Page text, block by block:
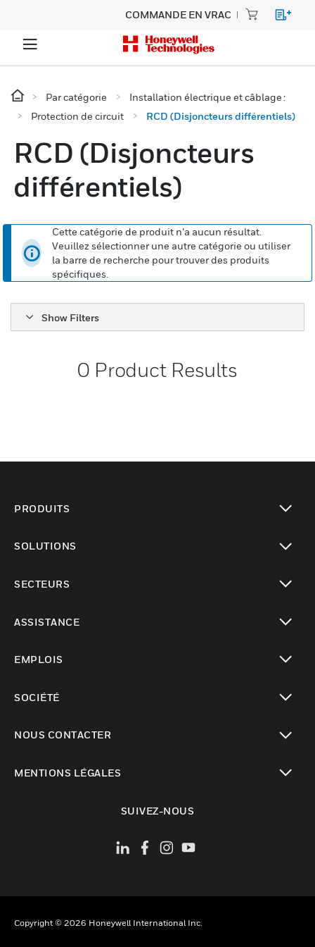
COMMANDE EN VRAC
Par catégorie
Installation électrique et câblage :
Protection de circuit
RCD (Disjoncteurs différentiels)
RCD (Disjoncteurs
différentiels)
Cette catégorie de produit n’a aucun résultat.
Veuillez sélectionner une autre catégorie ou utiliser
la barre de recherche pour trouver des produits
spécifiques.
Show Filters
0 Product Results
PRODUITS
SOLUTIONS
SECTEURS
ASSISTANCE
EMPLOIS
SOCIÉTÉ
NOUS CONTACTER
MENTIONS LÉGALES
SUIVEZ-NOUS
Copyright © 2026 Honeywell International Inc.